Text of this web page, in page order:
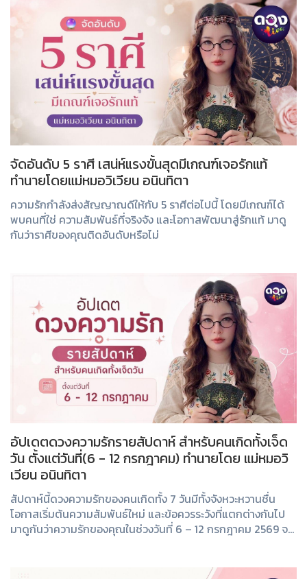
จัดอันดับ 5 ราศี เสน่ห์แรงขั้นสุดมีเกณฑ์เจอรักแท้
ทำนายโดยแม่หมอวิเวียน อนินทิตา
ความรักกำลังส่งสัญญาณดีให้กับ 5 ราศีต่อไปนี้ โดยมีเกณฑ์ได้
พบคนที่ใช่ ความสัมพันธ์ที่จริงจัง และโอกาสพัฒนาสู่รักแท้ มาดู
กันว่าราศีของคุณติดอันดับหรือไม่
อัปเดตดวงความรักรายสัปดาห์ สำหรับคนเกิดทั้งเจ็ด
วัน ตั้งแต่วันที่(6 - 12 กรกฎาคม) ทำนายโดย แม่หมอวิ
เวียน อนินทิตา
สัปดาห์นี้ดวงความรักของคนเกิดทั้ง 7 วันมีทั้งจังหวะหวานชื่น
โอกาสเริ่มต้นความสัมพันธ์ใหม่ และข้อควรระวังที่แตกต่างกันไป
มาดูกันว่าความรักของคุณในช่วงวันที่ 6 – 12 กรกฎาคม 2569 จะ